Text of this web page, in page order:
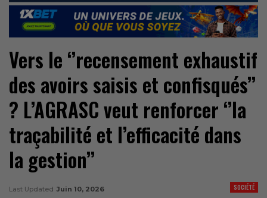
Vers le ‘’recensement exhaustif
des avoirs saisis et confisqués’’
? L’AGRASC veut renforcer ‘’la
traçabilité et l’efficacité dans
la gestion’’
SOCIÉTÉ
Last Updated Juin 10, 2026